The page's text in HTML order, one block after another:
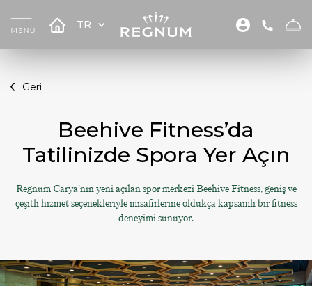
TR
Geri
Beehive Fitness’da
Tatilinizde Spora Yer Açın
Regnum Carya’nın yeni açılan spor merkezi Beehive Fitness, geniş ve
çeşitli hizmet seçenekleriyle misafirlerine oldukça kapsamlı bir fitness
deneyimi sunuyor.